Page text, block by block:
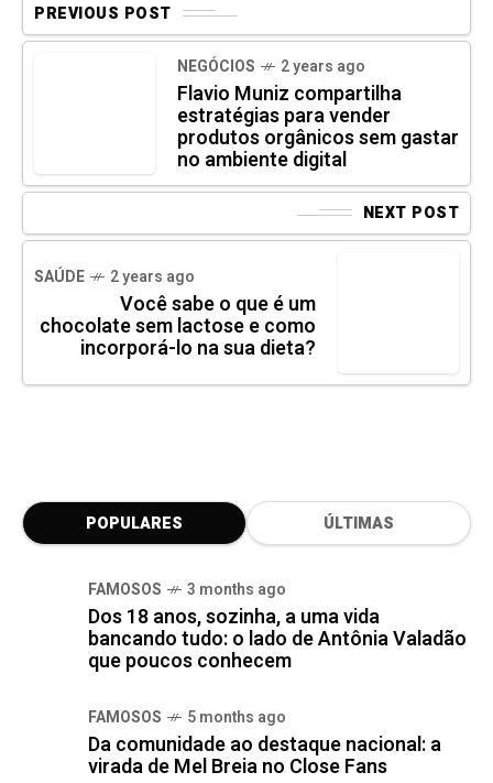
PREVIOUS POST
NEGÓCIOS 2 years ago
Flavio Muniz compartilha
estratégias para vender
produtos orgânicos sem gastar
no ambiente digital
NEXT POST
SAÚDE 2 years ago
Você sabe o que é um
chocolate sem lactose e como
incorporá-lo na sua dieta?
POPULARES ÚLTIMAS
FAMOSOS 3 months ago
Dos 18 anos, sozinha, a uma vida
bancando tudo: o lado de Antônia Valadão
que poucos conhecem
FAMOSOS 5 months ago
Da comunidade ao destaque nacional: a
virada de Mel Breia no Close Fans